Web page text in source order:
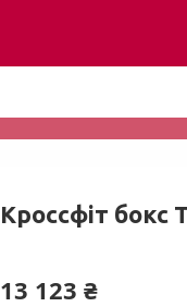
Кроссфіт бокс
13 123 ₴